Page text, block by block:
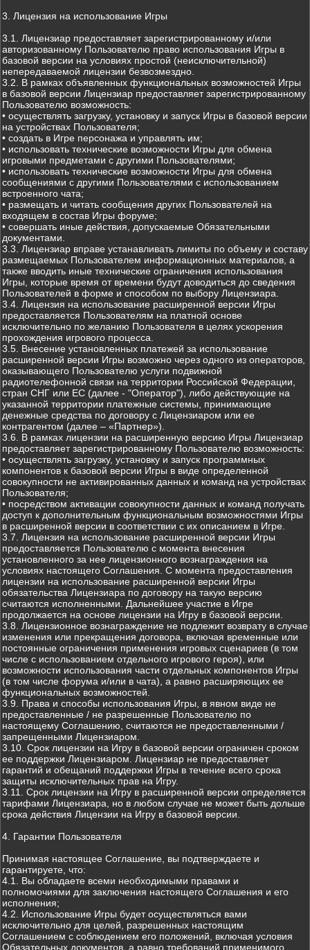
3. Лицензия на использование Игры
3.1. Лицензиар предоставляет зарегистрированному и/или
авторизованному Пользователю право использования Игры в
базовой версии на условиях простой (неисключительной)
непередаваемой лицензии безвозмездно.
3.2. В рамках объявленных функциональных возможностей Игры
в базовой версии Лицензиар предоставляет зарегистрированному
Пользователю возможность:
• осуществлять загрузку, установку и запуск Игры в базовой версии
на устройствах Пользователя;
• создать в Игре персонажа и управлять им;
• использовать технические возможности Игры для обмена
игровыми предметами с другими Пользователями;
• использовать технические возможности Игры для обмена
сообщениями с другими Пользователями с использованием
встроенного чата;
• размещать и читать сообщения других Пользователей на
входящем в состав Игры форуме;
• совершать иные действия, допускаемые Обязательными
документами.
3.3. Лицензиар вправе устанавливать лимиты по объему и составу
размещаемых Пользователем информационных материалов, а
также вводить иные технические ограничения использования
Игры, которые время от времени будут доводиться до сведения
Пользователей в форме и способом по выбору Лицензиара.
3.4. Лицензия на использование расширенной версии Игры
предоставляется Пользователям на платной основе
исключительно по желанию Пользователя в целях ускорения
прохождения игрового процесса.
3.5. Внесение установленных платежей за использование
расширенной версии Игры возможно через одного из операторов,
оказывающего Пользователю услуги подвижной
радиотелефонной связи на территории Российской Федерации,
стран СНГ или ЕС (далее - "Оператор"), либо действующие на
указанной территории платежные системы, принимающие
денежные средства по договору с Лицензиаром или ее
контрагентом (далее – «Партнер»).
3.6. В рамках лицензии на расширенную версию Игры Лицензиар
предоставляет зарегистрированному Пользователю возможность:
• осуществлять загрузку, установку и запуск программных
компонентов к базовой версии Игры в виде определенной
совокупности не активированных данных и команд на устройствах
Пользователя;
• посредством активации совокупности данных и команд получать
доступ к дополнительным функциональным возможностями Игры
в расширенной версии в соответствии с их описанием в Игре.
3.7. Лицензия на использование расширенной версии Игры
предоставляется Пользователю с момента внесения
установленного за нее лицензионного вознаграждения на
условиях настоящего Соглашения. С момента предоставления
лицензии на использование расширенной версии Игры
обязательства Лицензиара по договору на такую версию
считаются исполненными. Дальнейшее участие в Игре
продолжается на основе лицензии на Игру в базовой версии.
3.8. Лицензионное вознаграждение не подлежит возврату в случае
изменения или прекращения договора, включая временные или
постоянные ограничения применения игровых сценариев (в том
числе с использованием отдельного игрового героя), или
возможности использования части отдельных компонентов Игры
(в том числе форума и/или в чата), а равно расширяющих ее
функциональных возможностей.
3.9. Права и способы использования Игры, в явном виде не
предоставленные / не разрешенные Пользователю по
настоящему Соглашению, считаются не предоставленными /
запрещенными Лицензиаром.
3.10. Срок лицензии на Игру в базовой версии ограничен сроком
ее поддержки Лицензиаром. Лицензиар не предоставляет
гарантий и обещаний поддержки Игры в течение всего срока
защиты исключительных прав на Игру.
3.11. Срок лицензии на Игру в расширенной версии определяется
тарифами Лицензиара, но в любом случае не может быть дольше
срока действия Лицензии на Игру в базовой версии.
4. Гарантии Пользователя
Принимая настоящее Соглашение, вы подтверждаете и
гарантируете, что:
4.1. Вы обладаете всеми необходимыми правами и
полномочиями для заключения настоящего Соглашения и его
исполнения;
4.2. Использование Игры будет осуществляться вами
исключительно для целей, разрешенных настоящим
Соглашением с соблюдением его положений, включая условия
Обязательных документов, а равно требований применимого